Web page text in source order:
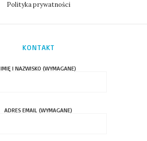
Polityka prywatności
KONTAKT
IMIĘ I NAZWISKO (WYMAGANE)
ADRES EMAIL (WYMAGANE)